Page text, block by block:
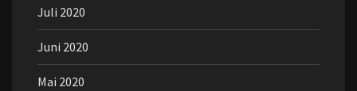
Juli 2020
Juni 2020
Mai 2020